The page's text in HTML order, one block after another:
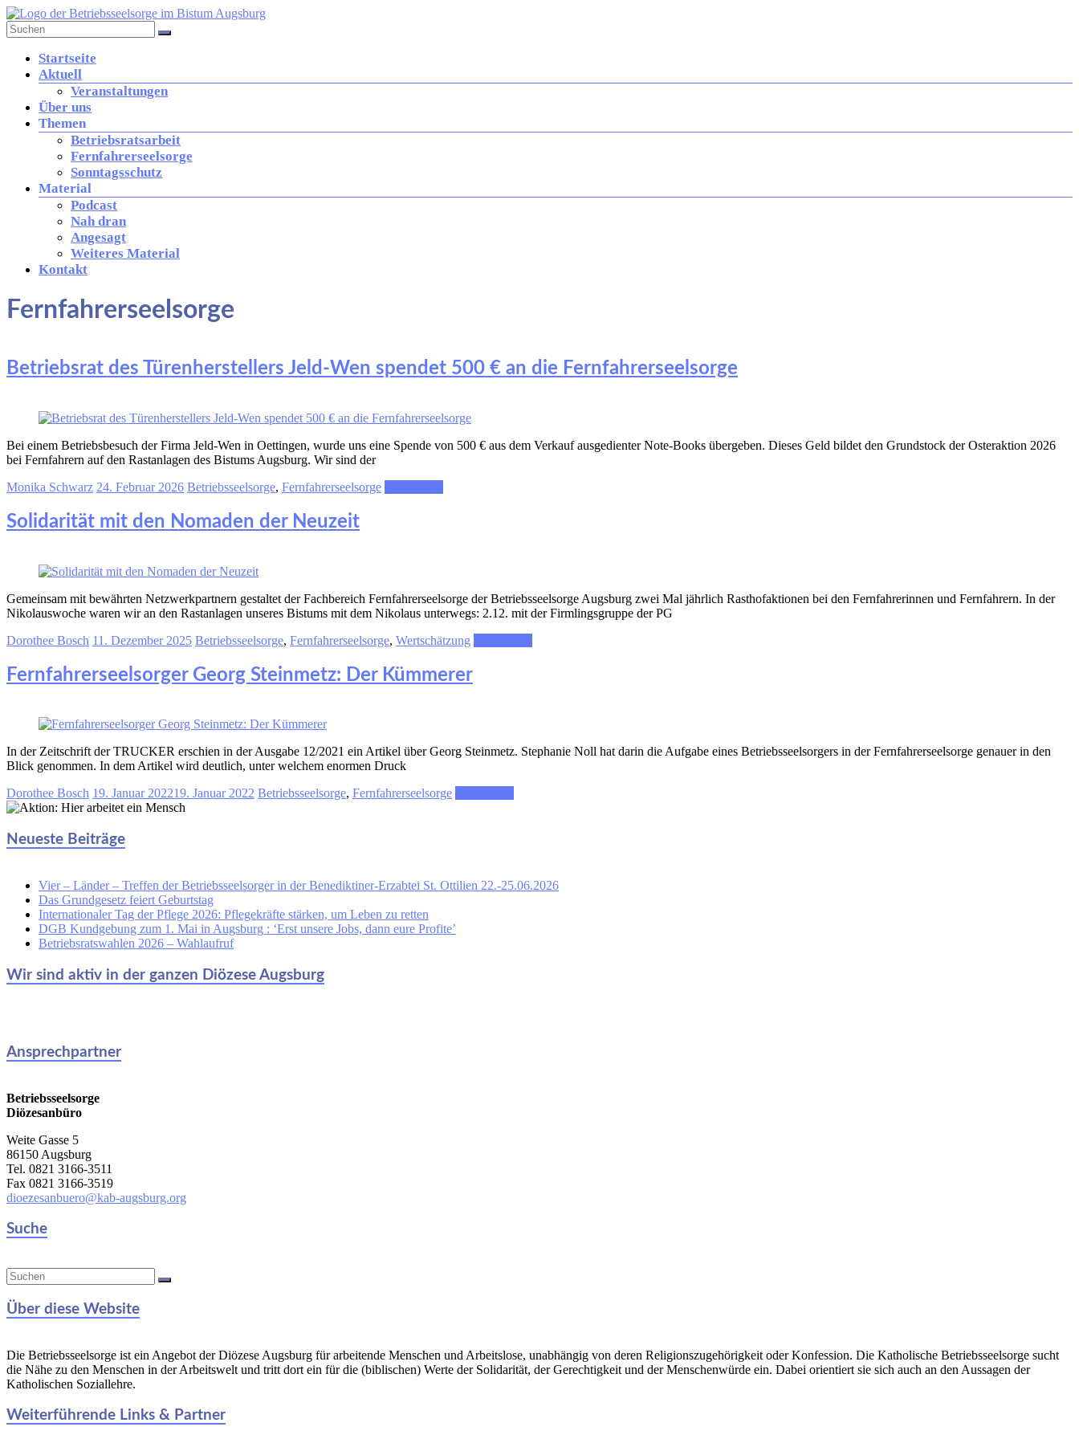
Zum
Inhalt
springen
der
Diözese
Augsburg
Kirche
Arbeitswelt
Menü
Startseite
Aktuell
Veranstaltungen
Über uns
Themen
Betriebsratsarbeit
Fernfahrerseelsorge
Sonntagsschutz
Material
Podcast
Nah dran
Angesagt
Weiteres Material
Kontakt
Fernfahrerseelsorge
Betriebsrat des Türenherstellers Jeld-Wen spendet 500 € an die Fernfahrerseelsorge
Bei einem Betriebsbesuch der Firma Jeld-Wen in Oettingen, wurde uns eine Spende von 500 € aus dem Verkauf ausgedienter Note-Books übergeben. Dieses Geld bildet den Grundstock der Osteraktion 2026
bei Fernfahrern auf den Rastanlagen des Bistums Augsburg. Wir sind der
Monika Schwarz 24. Februar 2026 Betriebsseelsorge, Fernfahrerseelsorge
Solidarität mit den Nomaden der Neuzeit
Gemeinsam mit bewährten Netzwerkpartnern gestaltet der Fachbereich Fernfahrerseelsorge der Betriebsseelsorge Augsburg zwei Mal jährlich Rasthofaktionen bei den Fernfahrerinnen und Fernfahrern. In der
Nikolauswoche waren wir an den Rastanlagen unseres Bistums mit dem Nikolaus unterwegs: 2.12. mit der Firmlingsgruppe der PG
Dorothee Bosch 11. Dezember 2025 Betriebsseelsorge, Fernfahrerseelsorge, Wertschätzung
Fernfahrerseelsorger Georg Steinmetz: Der Kümmerer
In der Zeitschrift der TRUCKER erschien in der Ausgabe 12/2021 ein Artikel über Georg Steinmetz. Stephanie Noll hat darin die Aufgabe eines Betriebsseelsorgers in der Fernfahrerseelsorge genauer in den
Blick genommen. In dem Artikel wird deutlich, unter welchem enormen Druck
Dorothee Bosch 19. Januar 202219. Januar 2022 Betriebsseelsorge, Fernfahrerseelsorge
Neueste Beiträge
Vier – Länder – Treffen der Betriebsseelsorger in der Benediktiner-Erzabtei St. Ottilien 22.-25.06.2026
Das Grundgesetz feiert Geburtstag
Internationaler Tag der Pflege 2026: Pflegekräfte stärken, um Leben zu retten
DGB Kundgebung zum 1. Mai in Augsburg : ‘Erst unsere Jobs, dann eure Profite’
Betriebsratswahlen 2026 – Wahlaufruf
Wir sind aktiv in der ganzen Diözese Augsburg
Ansprechpartner
Betriebsseelsorge
Diözesanbüro
Weite Gasse 5
86150 Augsburg
Tel. 0821 3166-3511
Fax 0821 3166-3519
dioezesanbuero@kab-augsburg.org
Suche
Über diese Website
Die Betriebsseelsorge ist ein Angebot der Diözese Augsburg für arbeitende Menschen und Arbeitslose, unabhängig von deren Religionszugehörigkeit oder Konfession. Die Katholische Betriebsseelsorge sucht
die Nähe zu den Menschen in der Arbeitswelt und tritt dort ein für die (biblischen) Werte der Solidarität, der Gerechtigkeit und der Menschenwürde ein. Dabei orientiert sie sich auch an den Aussagen der
Katholischen Soziallehre.
Weiterführende Links & Partner